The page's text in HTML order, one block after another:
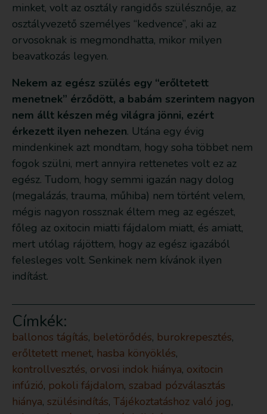
minket, volt az osztály rangidős szülésznője, az
osztályvezető személyes “kedvence”, aki az
orvosoknak is megmondhatta, mikor milyen
beavatkozás legyen.
Nekem az egész szülés egy “erőltetett
menetnek” érződött, a babám szerintem nagyon
nem állt készen még világra jönni, ezért
érkezett ilyen nehezen. Utána egy évig
mindenkinek azt mondtam, hogy soha többet nem
fogok szülni, mert annyira rettenetes volt ez az
egész. Tudom, hogy semmi igazán nagy dolog
(megalázás, trauma, műhiba) nem történt velem,
mégis nagyon rossznak éltem meg az egészet,
főleg az oxitocin miatti fájdalom miatt, és amiatt,
mert utólag rájöttem, hogy az egész igazából
felesleges volt. Senkinek nem kívánok ilyen
indítást.
Címkék:
ballonos tágítás, beletörődés, burokrepesztés,
erőltetett menet, hasba könyöklés,
kontrollvesztés, orvosi indok hiánya, oxitocin
infúzió, pokoli fájdalom, szabad pózválasztás
hiánya, szülésindítás, Tájékoztatáshoz való jog,